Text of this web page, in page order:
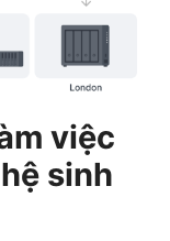
việc
sinh